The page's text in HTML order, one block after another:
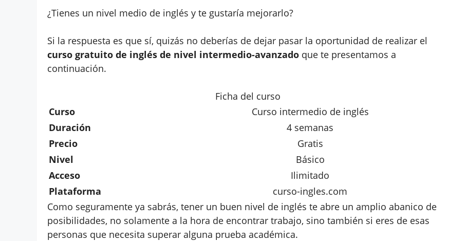
¿Tienes un nivel medio de inglés y te gustaría mejorarlo?
Si la respuesta es que sí, quizás no deberías de dejar pasar la oportunidad de realizar el
curso gratuito de inglés de nivel intermedio-avanzado que te presentamos a
continuación.
Ficha del curso
Curso
Curso intermedio de inglés
Duración
4 semanas
Precio
Gratis
Nivel
Básico
Acceso
Ilimitado
Plataforma
curso-ingles.com
Como seguramente ya sabrás, tener un buen nivel de inglés te abre un amplio abanico de
posibilidades, no solamente a la hora de encontrar trabajo, sino también si eres de esas
personas que necesita superar alguna prueba académica.